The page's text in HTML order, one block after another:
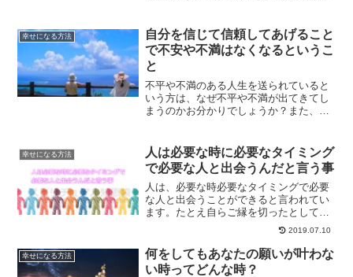
ているのであれば、いますぐやめること
が人生を好転させるヒントとなります。
幸せになる方法
自分を信じて信頼してあげること
で不安や不満はなくなるというこ
と
不平や不満のある人生を送られていると
いう方は、なぜ不平や不満が出てきてし
まうのかお分かりでしょうか？また、将
持ちをなくすためにはどうしたらいいの
かについてご紹介します。
幸せになる方法
人は必要な時に必要なタイミング
で必要な人と出会うんだと言う事
人は、必要な時必要なタイミングで必要
な人と出会うことができると言われてい
ます。たとえ自らご縁を切ったとして
も、ご縁がある人とは必ずまた結ばれる
ものです。人と人との出会いについて、
起こる出来事は全て意味があるというこ
とについて解説します。
2019.07.10
幸せになる方法
何をしてもあなたの願いが叶わな
い時ってどんな時？